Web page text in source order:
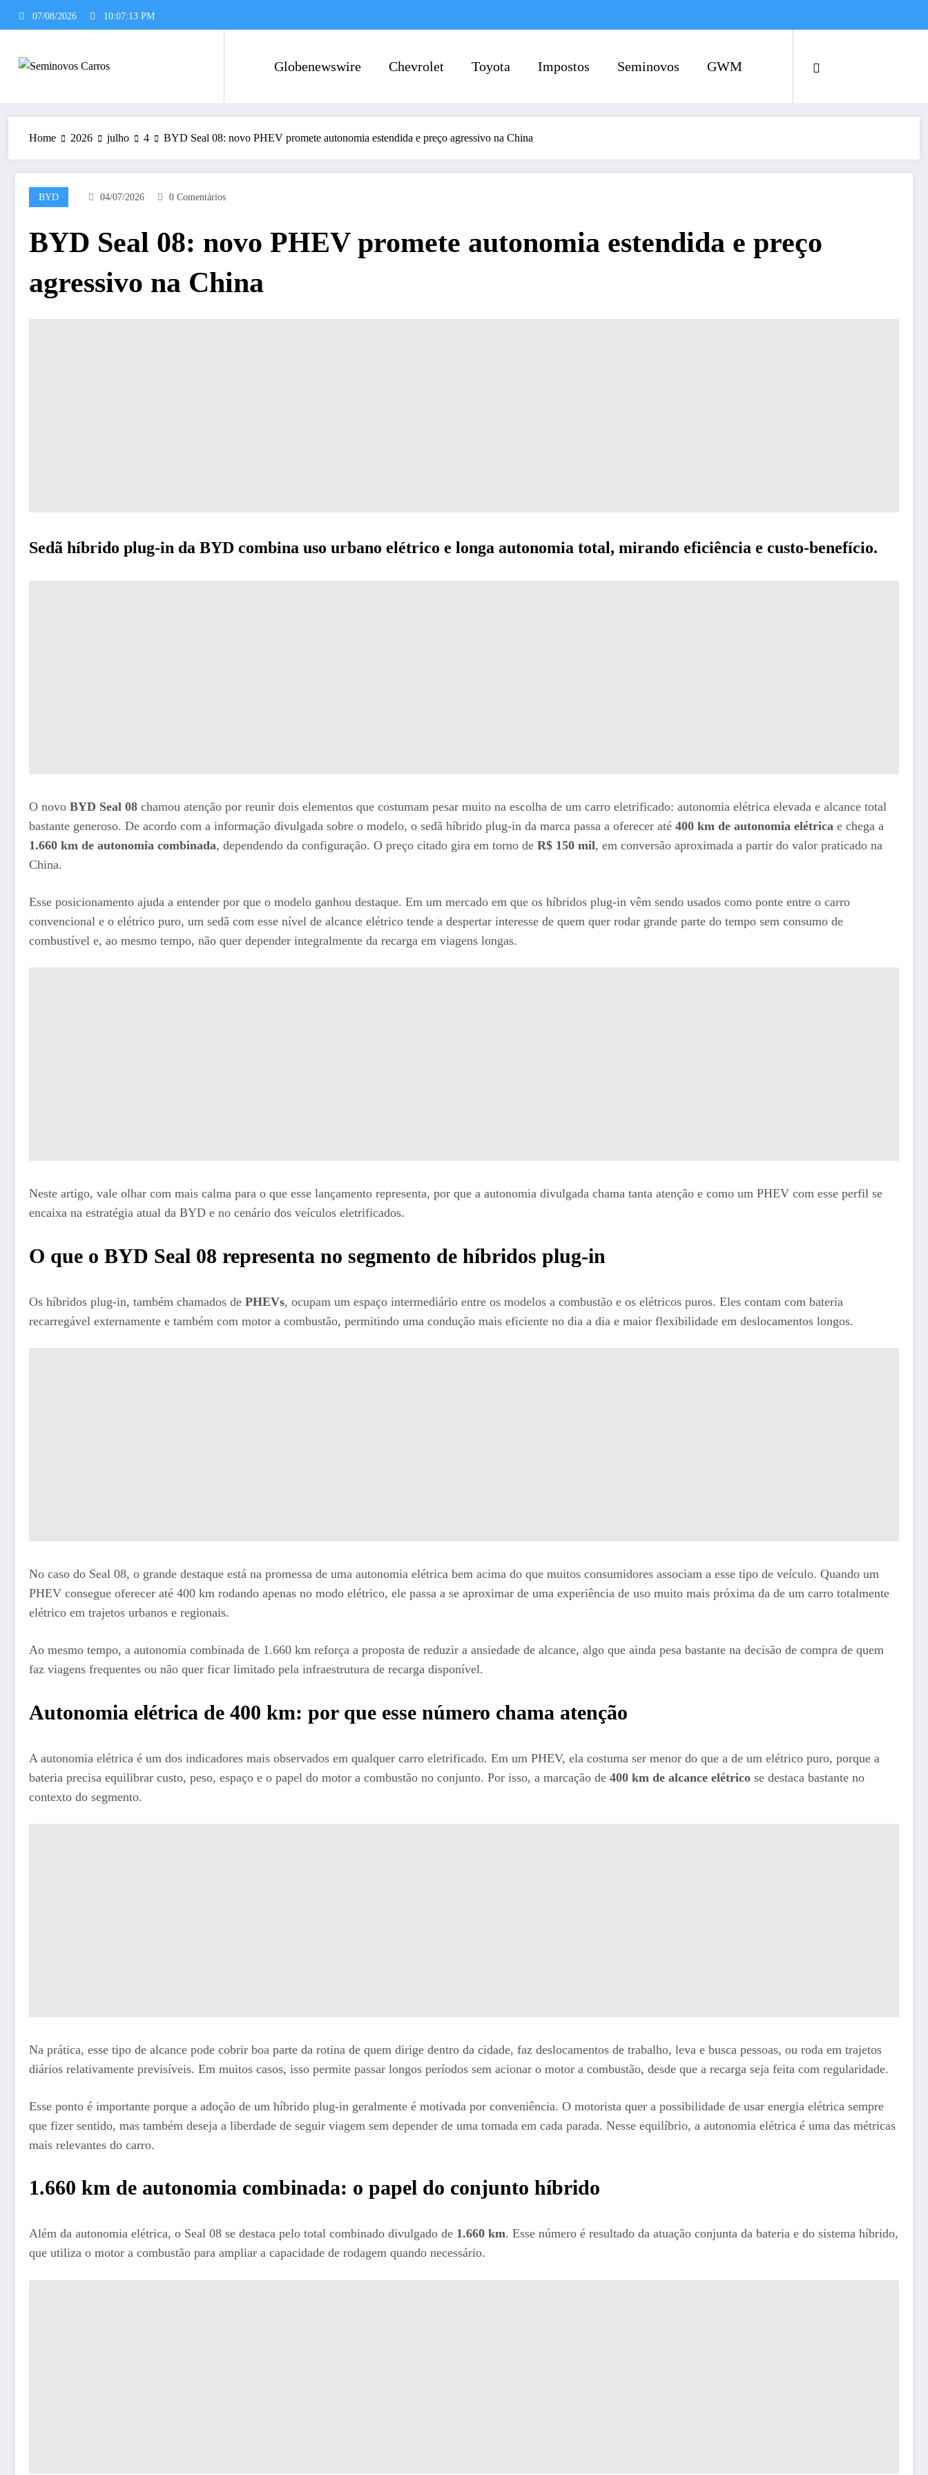
conteúdo
07/08/2026 10:07:14 PM
Globenewswire Chevrolet Toyota Impostos Seminovos GWM
Home 2026 julho 4 BYD Seal 08: novo PHEV promete autonomia estendida e preço agressivo na China
BYD 04/07/2026 0 Comentários
BYD Seal 08: novo PHEV promete autonomia estendida e preço
agressivo na China
Sedã híbrido plug-in da BYD combina uso urbano elétrico e longa autonomia total, mirando eficiência e custo-benefício.
O novo BYD Seal 08 chamou atenção por reunir dois elementos que costumam pesar muito na escolha de um carro eletrificado: autonomia elétrica elevada e alcance total
bastante generoso. De acordo com a informação divulgada sobre o modelo, o sedã híbrido plug-in da marca passa a oferecer até 400 km de autonomia elétrica e chega a
1.660 km de autonomia combinada, dependendo da configuração. O preço citado gira em torno de R$ 150 mil, em conversão aproximada a partir do valor praticado na
China.
Esse posicionamento ajuda a entender por que o modelo ganhou destaque. Em um mercado em que os híbridos plug-in vêm sendo usados como ponte entre o carro
convencional e o elétrico puro, um sedã com esse nível de alcance elétrico tende a despertar interesse de quem quer rodar grande parte do tempo sem consumo de
combustível e, ao mesmo tempo, não quer depender integralmente da recarga em viagens longas.
Neste artigo, vale olhar com mais calma para o que esse lançamento representa, por que a autonomia divulgada chama tanta atenção e como um PHEV com esse perfil se
encaixa na estratégia atual da BYD e no cenário dos veículos eletrificados.
O que o BYD Seal 08 representa no segmento de híbridos plug-in
Os híbridos plug-in, também chamados de PHEVs, ocupam um espaço intermediário entre os modelos a combustão e os elétricos puros. Eles contam com bateria
recarregável externamente e também com motor a combustão, permitindo uma condução mais eficiente no dia a dia e maior flexibilidade em deslocamentos longos.
No caso do Seal 08, o grande destaque está na promessa de uma autonomia elétrica bem acima do que muitos consumidores associam a esse tipo de veículo. Quando um
PHEV consegue oferecer até 400 km rodando apenas no modo elétrico, ele passa a se aproximar de uma experiência de uso muito mais próxima da de um carro totalmente
elétrico em trajetos urbanos e regionais.
Ao mesmo tempo, a autonomia combinada de 1.660 km reforça a proposta de reduzir a ansiedade de alcance, algo que ainda pesa bastante na decisão de compra de quem
faz viagens frequentes ou não quer ficar limitado pela infraestrutura de recarga disponível.
Autonomia elétrica de 400 km: por que esse número chama atenção
A autonomia elétrica é um dos indicadores mais observados em qualquer carro eletrificado. Em um PHEV, ela costuma ser menor do que a de um elétrico puro, porque a
bateria precisa equilibrar custo, peso, espaço e o papel do motor a combustão no conjunto. Por isso, a marcação de 400 km de alcance elétrico se destaca bastante no
contexto do segmento.
Na prática, esse tipo de alcance pode cobrir boa parte da rotina de quem dirige dentro da cidade, faz deslocamentos de trabalho, leva e busca pessoas, ou roda em trajetos
diários relativamente previsíveis. Em muitos casos, isso permite passar longos períodos sem acionar o motor a combustão, desde que a recarga seja feita com regularidade.
Esse ponto é importante porque a adoção de um híbrido plug-in geralmente é motivada por conveniência. O motorista quer a possibilidade de usar energia elétrica sempre
que fizer sentido, mas também deseja a liberdade de seguir viagem sem depender de uma tomada em cada parada. Nesse equilíbrio, a autonomia elétrica é uma das métricas
mais relevantes do carro.
1.660 km de autonomia combinada: o papel do conjunto híbrido
Além da autonomia elétrica, o Seal 08 se destaca pelo total combinado divulgado de 1.660 km. Esse número é resultado da atuação conjunta da bateria e do sistema híbrido,
que utiliza o motor a combustão para ampliar a capacidade de rodagem quando necessário.